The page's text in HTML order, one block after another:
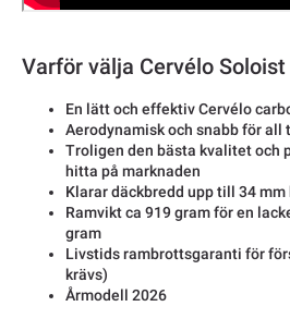
Varför välja Cervélo Soloist
En lätt och effektiv Cervélo
Aerodynamisk och snabb för all
Troligen den bästa kvalitet och
hitta på marknaden
Klarar däckbredd upp till 34 mm
Ramvikt ca 919 gram för en
gram
Livstids rambrottsgaranti för
krävs)
Årmodell 2026